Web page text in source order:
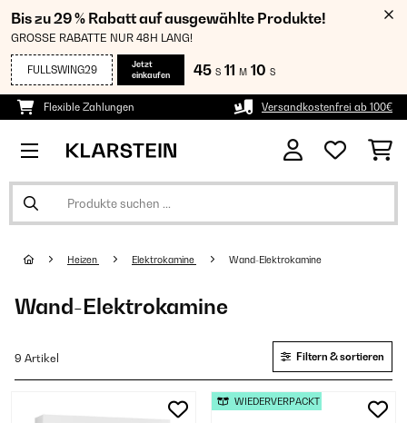
Bis zu 29 % Rabatt auf ausgewählte Produkte!
GROSSE RABATTE NUR 48H LANG!
FULLSWING29
Jetzt
einkaufen
45 S 11 M 09 S
Flexible Zahlungen Versandkostenfrei ab 100€
Heizen Elektrokamine Wand-Elektrokamine
Wand-Elektrokamine
9 Artikel Filtern & sortieren
WIEDERVERPACKT